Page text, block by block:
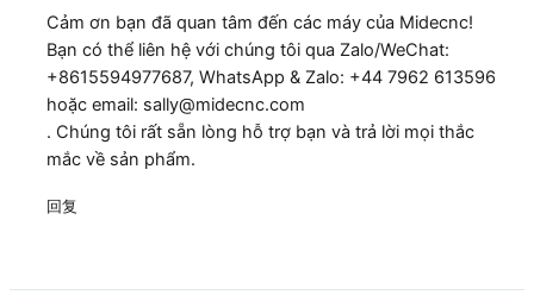
Cảm ơn bạn đã quan tâm đến các máy của Midecnc!
Bạn có thể liên hệ với chúng tôi qua Zalo/WeChat:
+8615594977687, WhatsApp & Zalo: +44 7962 613596
hoặc email: sally@midecnc.com
. Chúng tôi rất sẵn lòng hỗ trợ bạn và trả lời mọi thắc
mắc về sản phẩm.
回复